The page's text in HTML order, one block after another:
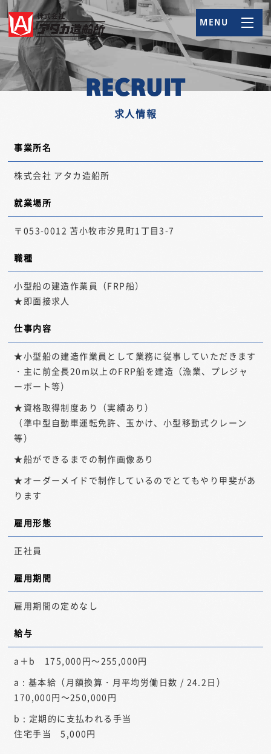
MENU
RECRUIT
求人情報
事業所名
株式会社 アタカ造船所
就業場所
〒053-0012 苫小牧市汐見町1丁目3-7
職種
小型船の建造作業員（FRP船）
★即面接求人
仕事内容
★小型船の建造作業員として業務に従事していただきます
・主に前全長20m以上のFRP船を建造（漁業、プレジャ
ーボート等）
★資格取得制度あり（実績あり）
（準中型自動車運転免許、玉かけ、小型移動式クレーン
等）
★船ができるまでの制作画像あり
★オーダーメイドで制作しているのでとてもやり甲斐があ
ります
雇用形態
正社員
雇用期間
雇用期間の定めなし
給与
a＋b 175,000円～255,000円
a : 基本給（月額換算・月平均労働日数 / 24.2日）
170,000円～250,000円
b : 定期的に支払われる手当
住宅手当 5,000円